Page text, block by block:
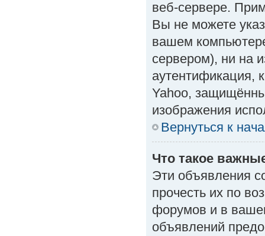
веб-сервере.
Вы не можете
вашем
сервером), ни на
аутентификация,
Yahoo,
изображения
Вернуться к
Что такое
Эти объявления
прочесть их по
форумов и в
объявлений